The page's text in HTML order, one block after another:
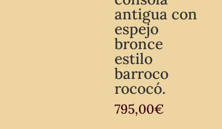
antigua con
espejo
bronce
estilo
barroco
rococó.
795,00€